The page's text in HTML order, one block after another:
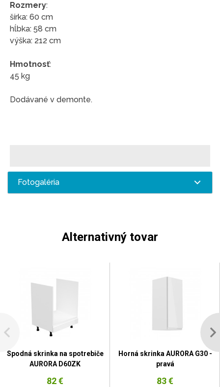
Rozmery:
šírka: 60 cm
hĺbka: 58 cm
výška: 212 cm
Hmotnosť:
45 kg
Dodávané v demonte.
Fotogaléria
Alternativný tovar
Spodná skrinka na spotrebiče
AURORA D60ZK
82 €
Horná skrinka AURORA G30 -
pravá
83 €